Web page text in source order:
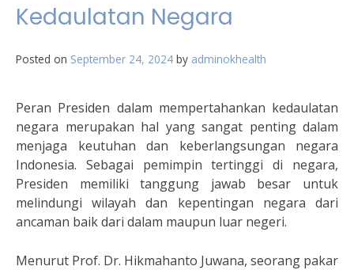
Kedaulatan Negara
Posted on September 24, 2024 by adminokhealth
Peran Presiden dalam mempertahankan kedaulatan
negara merupakan hal yang sangat penting dalam
menjaga keutuhan dan keberlangsungan negara
Indonesia. Sebagai pemimpin tertinggi di negara,
Presiden memiliki tanggung jawab besar untuk
melindungi wilayah dan kepentingan negara dari
ancaman baik dari dalam maupun luar negeri.
Menurut Prof. Dr. Hikmahanto Juwana, seorang pakar